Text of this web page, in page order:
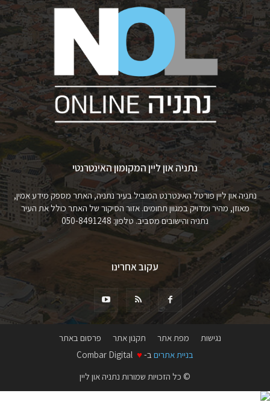
נתניה און ליין המקומון האינטרנטי
נתניה און ליין פורטל האינטרנט המוביל בעיר נתניה, האתר מספק מידע אמין,
מאוזן, מהיר ומדויק במגוון תחומים. אזור הסיקור של האתר כולל את העיר
נתניה והישובים מסביב. טלפון: 050-8491248
עקוב אחרינו
נגישות מפת אתר תקנון אתר
פרסום באתר
בניית אתרים ב- ♥
© כל הזכויות שמורות נתניה און ליין